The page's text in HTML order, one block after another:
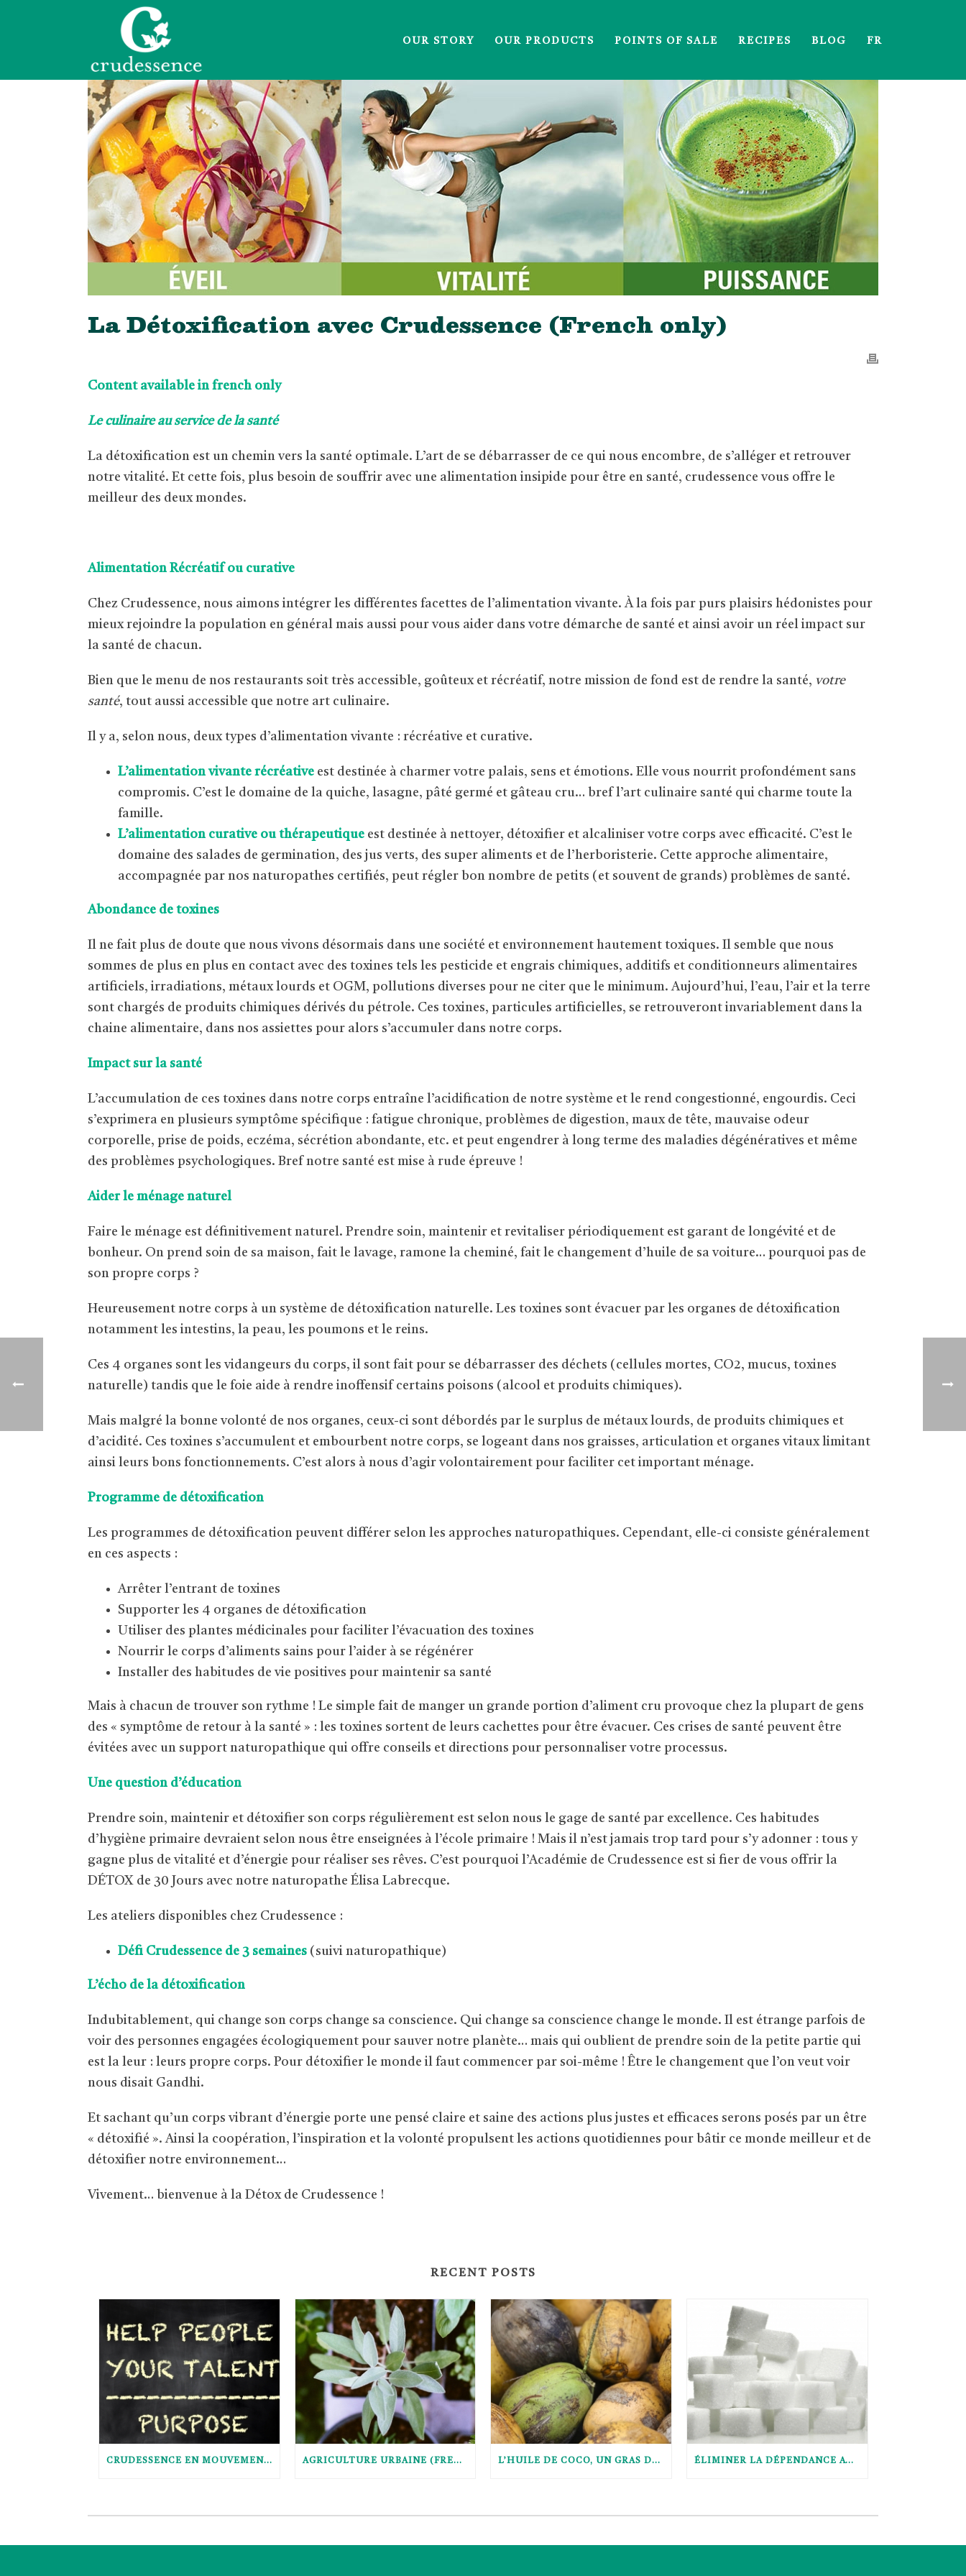
OUR STORY OUR PRODUCTS POINTS OF SALE RECIPES BLOG FR
La Détoxification avec Crudessence (French only)
Content available in french only
Le culinaire au service de la santé
La détoxification est un chemin vers la santé optimale. L’art de se débarrasser de ce qui nous encombre, de s’alléger et retrouver
notre vitalité. Et cette fois, plus besoin de souffrir avec une alimentation insipide pour être en santé, crudessence vous offre le
meilleur des deux mondes.
Alimentation Récréatif ou curative
Chez Crudessence, nous aimons intégrer les différentes facettes de l’alimentation vivante. À la fois par purs plaisirs hédonistes pour
mieux rejoindre la population en général mais aussi pour vous aider dans votre démarche de santé et ainsi avoir un réel impact sur
la santé de chacun.
Bien que le menu de nos restaurants soit très accessible, goûteux et récréatif, notre mission de fond est de rendre la santé, votre
santé, tout aussi accessible que notre art culinaire.
Il y a, selon nous, deux types d’alimentation vivante : récréative et curative.
L’alimentation vivante récréative est destinée à charmer votre palais, sens et émotions. Elle vous nourrit profondément sans
compromis. C’est le domaine de la quiche, lasagne, pâté germé et gâteau cru… bref l’art culinaire santé qui charme toute la
famille.
L’alimentation curative ou thérapeutique est destinée à nettoyer, détoxifier et alcaliniser votre corps avec efficacité. C’est le
domaine des salades de germination, des jus verts, des super aliments et de l’herboristerie. Cette approche alimentaire,
accompagnée par nos naturopathes certifiés, peut régler bon nombre de petits (et souvent de grands) problèmes de santé.
Abondance de toxines
Il ne fait plus de doute que nous vivons désormais dans une société et environnement hautement toxiques. Il semble que nous
sommes de plus en plus en contact avec des toxines tels les pesticide et engrais chimiques, additifs et conditionneurs alimentaires
artificiels, irradiations, métaux lourds et OGM, pollutions diverses pour ne citer que le minimum. Aujourd’hui, l’eau, l’air et la terre
sont chargés de produits chimiques dérivés du pétrole. Ces toxines, particules artificielles, se retrouveront invariablement dans la
chaine alimentaire, dans nos assiettes pour alors s’accumuler dans notre corps.
Impact sur la santé
L’accumulation de ces toxines dans notre corps entraîne l’acidification de notre système et le rend congestionné, engourdis. Ceci
s’exprimera en plusieurs symptôme spécifique : fatigue chronique, problèmes de digestion, maux de tête, mauvaise odeur
corporelle, prise de poids, eczéma, sécrétion abondante, etc. et peut engendrer à long terme des maladies dégénératives et même
des problèmes psychologiques. Bref notre santé est mise à rude épreuve !
Aider le ménage naturel
Faire le ménage est définitivement naturel. Prendre soin, maintenir et revitaliser périodiquement est garant de longévité et de
bonheur. On prend soin de sa maison, fait le lavage, ramone la cheminé, fait le changement d’huile de sa voiture… pourquoi pas de
son propre corps ?
Heureusement notre corps à un système de détoxification naturelle. Les toxines sont évacuer par les organes de détoxification
notamment les intestins, la peau, les poumons et le reins.
Ces 4 organes sont les vidangeurs du corps, il sont fait pour se débarrasser des déchets (cellules mortes, CO2, mucus, toxines
naturelle) tandis que le foie aide à rendre inoffensif certains poisons (alcool et produits chimiques).
Mais malgré la bonne volonté de nos organes, ceux-ci sont débordés par le surplus de métaux lourds, de produits chimiques et
d’acidité. Ces toxines s’accumulent et embourbent notre corps, se logeant dans nos graisses, articulation et organes vitaux limitant
ainsi leurs bons fonctionnements. C’est alors à nous d’agir volontairement pour faciliter cet important ménage.
Programme de détoxification
Les programmes de détoxification peuvent différer selon les approches naturopathiques. Cependant, elle-ci consiste généralement
en ces aspects :
Arrêter l’entrant de toxines
Supporter les 4 organes de détoxification
Utiliser des plantes médicinales pour faciliter l’évacuation des toxines
Nourrir le corps d’aliments sains pour l’aider à se régénérer
Installer des habitudes de vie positives pour maintenir sa santé
Mais à chacun de trouver son rythme ! Le simple fait de manger un grande portion d’aliment cru provoque chez la plupart de gens
des « symptôme de retour à la santé » : les toxines sortent de leurs cachettes pour être évacuer. Ces crises de santé peuvent être
évitées avec un support naturopathique qui offre conseils et directions pour personnaliser votre processus.
Une question d’éducation
Prendre soin, maintenir et détoxifier son corps régulièrement est selon nous le gage de santé par excellence. Ces habitudes
d’hygiène primaire devraient selon nous être enseignées à l’école primaire ! Mais il n’est jamais trop tard pour s’y adonner : tous y
gagne plus de vitalité et d’énergie pour réaliser ses rêves. C’est pourquoi l’Académie de Crudessence est si fier de vous offrir la
DÉTOX de 30 Jours avec notre naturopathe Élisa Labrecque.
Les ateliers disponibles chez Crudessence :
Défi Crudessence de 3 semaines (suivi naturopathique)
L’écho de la détoxification
Indubitablement, qui change son corps change sa conscience. Qui change sa conscience change le monde. Il est étrange parfois de
voir des personnes engagées écologiquement pour sauver notre planète… mais qui oublient de prendre soin de la petite partie qui
est la leur : leurs propre corps. Pour détoxifier le monde il faut commencer par soi-même ! Être le changement que l’on veut voir
nous disait Gandhi.
Et sachant qu’un corps vibrant d’énergie porte une pensé claire et saine des actions plus justes et efficaces serons posés par un être
« détoxifié ». Ainsi la coopération, l’inspiration et la volonté propulsent les actions quotidiennes pour bâtir ce monde meilleur et de
détoxifier notre environnement…
Vivement… bienvenue à la Détox de Crudessence !
RECENT POSTS
CRUDESSENCE EN MOUVEMENT : LE POURQUOI DU COMMENT (FRENCH ONLY) AGRICULTURE URBAINE (FRENCH ONLY) L’HUILE DE COCO, UN GRAS DANGEREUX OU BÉNÉFIQUE? (FRENCH ONLY) ÉLIMINER LA DÉPENDANCE AU SUCRE (FRENCH ONLY)